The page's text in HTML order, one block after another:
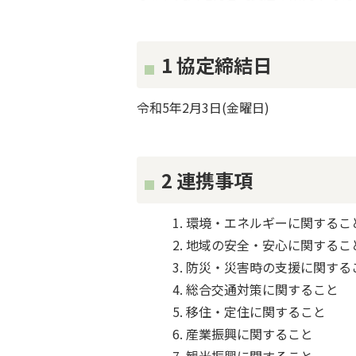
1 協定締結日
令和5年2月3日(金曜日)
2 連携事項
環境・エネルギーに関するこ
地域の安全・安心に関するこ
防災・災害時の支援に関する
総合交通対策に関すること
移住・定住に関すること
産業振興に関すること